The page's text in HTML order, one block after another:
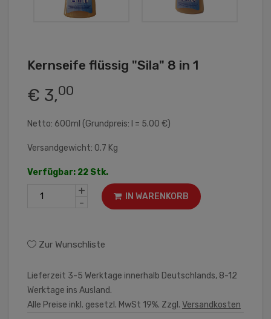
Kernseife flüssig "Sila" 8 in 1
€ 3,00
Netto: 600ml (Grundpreis: l = 5.00 €)
Versandgewicht: 0.7 Kg
Verfügbar: 22 Stk.
+
-
IN WARENKORB
Zur Wunschliste
Lieferzeit 3-5 Werktage innerhalb Deutschlands, 8-12
Werktage ins Ausland.
Alle Preise inkl. gesetzl. MwSt 19%. Zzgl. Versandkosten